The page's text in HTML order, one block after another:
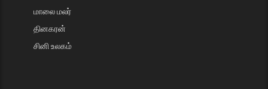
மாலை மலர்
தினகரன்
சினி உலகம்